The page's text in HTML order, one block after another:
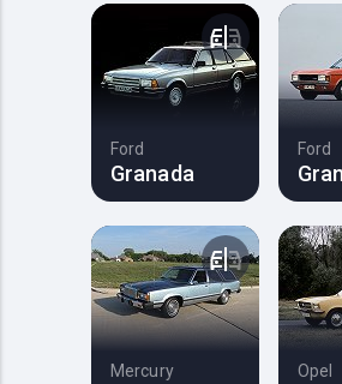
Ford
Granada
Ford
Mercury Opel